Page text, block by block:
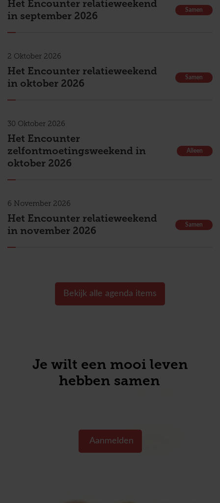
Het Encounter relatieweekend
in september 2026
Samen
2 Oktober 2026
Het Encounter relatieweekend
in oktober 2026
Samen
30 Oktober 2026
Het Encounter
zelfontmoetingsweekend in
oktober 2026
Alleen
6 November 2026
Het Encounter relatieweekend
in november 2026
Samen
Bekijk alle agenda items
Je wilt een mooi leven
hebben samen toch?
Aanmelden